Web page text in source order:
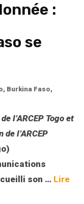
:
se
, Burkina Faso,
l’ARCEP Togo et
l’ARCEP
son … Lire